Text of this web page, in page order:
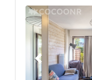
Précédent